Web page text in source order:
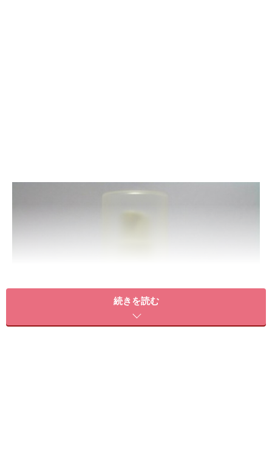
続きを読む